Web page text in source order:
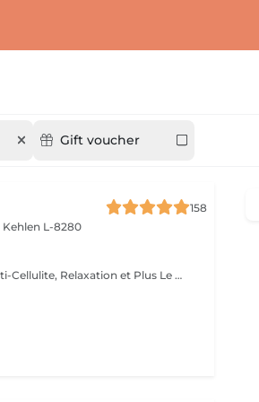
Gift voucher
158
Kehlen L-8280
Les bienfaits des massages: Anti-Cellulite, Relaxation et Plus Le massage est une pratique ancestrale qui procure de nombreux bienfaits pour le corps et l'esprit. Selon la technique utilisée, il peut agir sur la détente, la circulation ou encore l'élimination des toxines. Le massage anti-cellulite : Il aide à réduire l'aspect peau d'orange en stimulant la circulation sanguine et lymphatique. Il favorise le drainage des toxines et améliore l'élasticité de la peau, la rendant plus ferme et plus lisse. Le massage de relaxation : Idéal pour relâcher les tensions et apaiser le stress, il procure une sensation de bien-être immédiate. Grâce à des mouvements lents et fluides, il détend les muscles et favorise un sommeil réparateur. Le massage drainant: Il active le système lymphatique et réduit la rétention d'eau, aidant ainsi à affiner la silhouette et à éliminer les toxines. Parfait pour les jambes lourdes ! Chaque type de massage a ses propres vertus et s'adapte aux besoins de chacun. Que ce soit pour retrouver une peau plus ferme, soulager les tensions ou simplement s'accorder un moment de bien-être, il y a un massage fait pour vous !